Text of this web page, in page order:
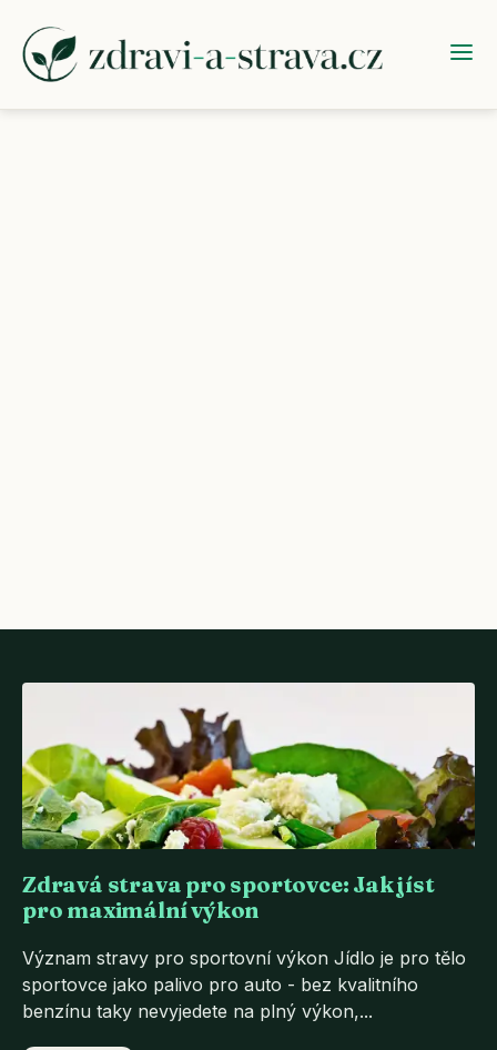
Zdravá strava pro sportovce: Jak jíst
pro maximální výkon
Význam stravy pro sportovní výkon Jídlo je pro tělo
sportovce jako palivo pro auto - bez kvalitního
benzínu taky nevyjedete na plný výkon,...